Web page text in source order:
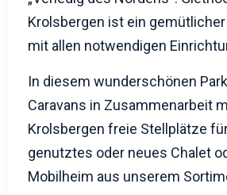
Krolsbergen ist ein gemütlicher
mit allen notwendigen
In diesem wunderschönen Park
Caravans in Zusammenarbeit
Krolsbergen freie Stellplätze
genutztes oder neues Chalet
Mobilheim aus unserem